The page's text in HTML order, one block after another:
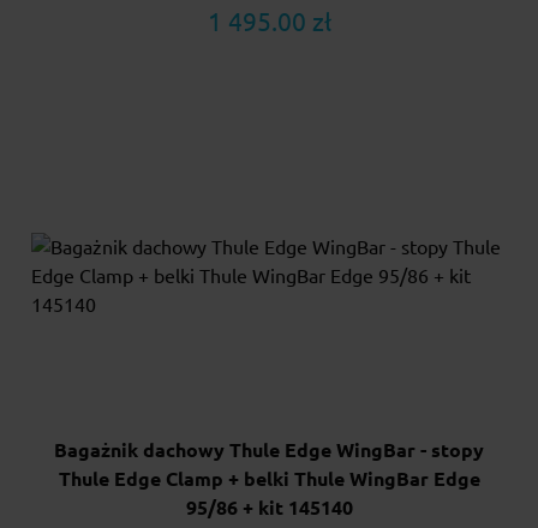
1 495.00 zł
Bagażnik dachowy Thule Edge WingBar - stopy
Thule Edge Clamp + belki Thule WingBar Edge
95/86 + kit 145140